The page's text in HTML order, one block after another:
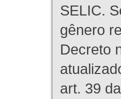
SELIC.
gênero
Decreto
art. 39